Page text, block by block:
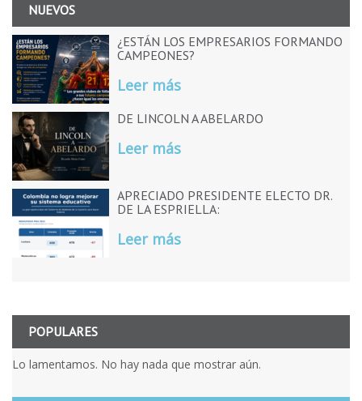
NUEVOS
¿ESTÁN LOS EMPRESARIOS FORMANDO
CAMPEONES?
Leer más
DE LINCOLN A ABELARDO
Leer más
APRECIADO PRESIDENTE ELECTO DR.
DE LA ESPRIELLA:
Leer más
POPULARES
Lo lamentamos. No hay nada que mostrar aún.